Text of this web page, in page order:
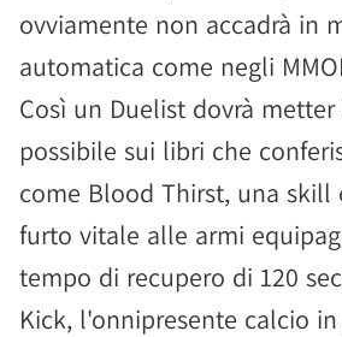
ovviamente non accadrà in
automatica come negli
Così un Duelist dovrà
possibile sui libri che
come Blood Thirst, una skill
furto vitale alle armi
tempo di recupero di 120
Kick, l'onnipresente calcio